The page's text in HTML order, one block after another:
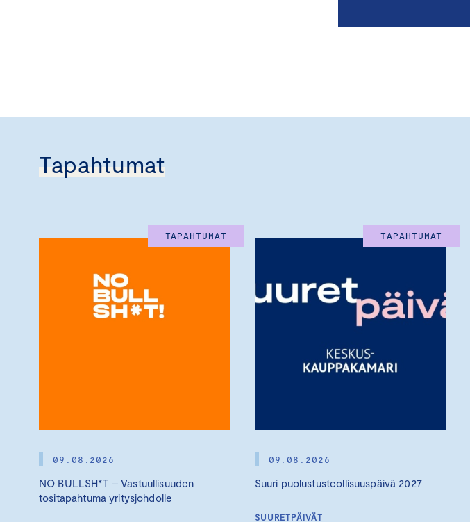
Tapahtumat
TAPAHTUMAT
09.08.2026
NO BULLSH*T – Vastuullisuuden
tositapahtuma yritysjohdolle
TAPAHTUMAT
09.08.2026
Suuri puolustusteollisuuspäivä 2027
SUURETPÄIVÄT